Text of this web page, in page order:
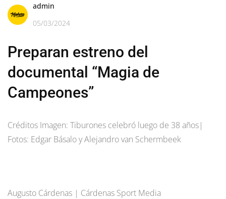
admin
05/03/2024
Preparan estreno del
documental “Magia de
Campeones”
Créditos Imagen: Tiburones celebró luego de 38 años|
Fotos: Edgar Básalo y Alejandro van Schermbeek
Augusto Cárdenas | Cárdenas Sport Media